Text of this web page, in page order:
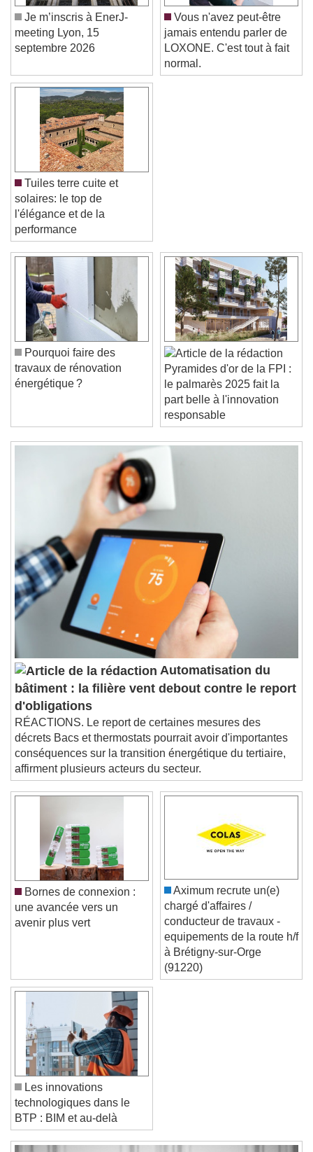
Video Player is loading.
Play Video
Skip Backward
Skip Forward
Unmute
Current Time0:00
/
Duration
Seek to live, currently behind live
Remaining Time-0:00
Playback Rate
Chapters
Descriptions
descriptions off, selected
Subtitles
subtitles settings
, opens subtitles
settings dialog
subtitles off
, selected
Audio Track
Picture-in-Picture
Fullscreen
This is a modal window.
Beginning of dialog window. Escape will cancel
and close the window.
Text
Color Opacity
Text Background
Color
Caption Area Background
Color
Font Size
Font Family
Reset
Done
Close Modal Dialog
End of dialog window.
Je m’inscris à EnerJ-
meeting Lyon, 15
Vous n'avez peut-être
jamais entendu parler de
LOXONE. C'est tout à fait
normal.
Tuiles terre cuite et
solaires: le top de
l'élégance et de la
performance
Pourquoi faire des
travaux de rénovation
Pyramides d'or de la FPI :
le palmarès 2025 fait la
part belle à l'innovation
responsable
Automatisation du
bâtiment : la filière vent debout contre le report
d'obligations
RÉACTIONS. Le report de certaines mesures des
décrets Bacs et thermostats pourrait avoir d'importantes
conséquences sur la transition énergétique du tertiaire,
affirment plusieurs acteurs du secteur.
Bornes de connexion :
une avancée vers un
Aximum recrute un(e)
chargé d'affaires /
conducteur de travaux -
equipements de la route h/f
à Brétigny-sur-Orge
(91220)
Les innovations
technologiques dans le
BTP : BIM et au-delà